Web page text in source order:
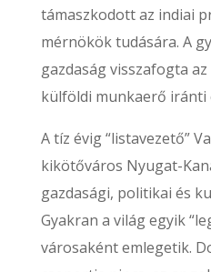
támaszkodott az indiai
mérnökök tudására. A
gazdaság visszafogta
külföldi munkaerő iránti
A tíz évig “listavezető”
kikötőváros Nyugat-
gazdasági, politikai és
Gyakran a világ egyik
városaként emlegetik.